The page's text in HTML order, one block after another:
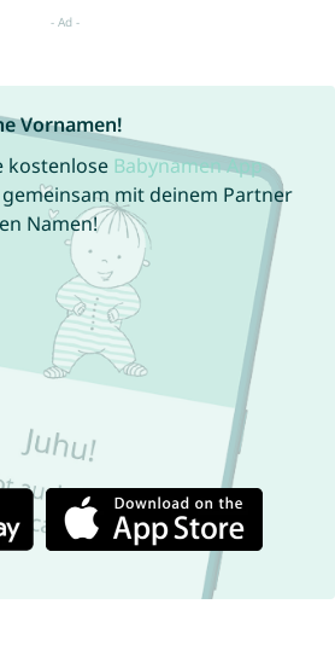
Vornamen!
kostenlose Babynamen App
mit deinem Partner
Namen!